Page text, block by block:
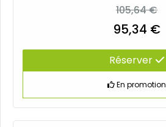
105,64 €
95,34 €
Réserver
En promotion